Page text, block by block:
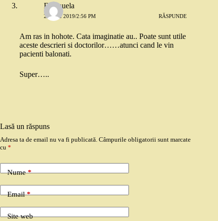
Emanuela
29 MAI 2019/2:56 PM RĂSPUNDE
Am ras in hohote. Cata imaginatie au.. Poate sunt utile
aceste descrieri si doctorilor……atunci cand le vin
pacienti balonati.
Super…..
Lasă un răspuns
Adresa ta de email nu va fi publicată. Câmpurile obligatorii sunt marcate
cu *
Nume*
Email*
Site web